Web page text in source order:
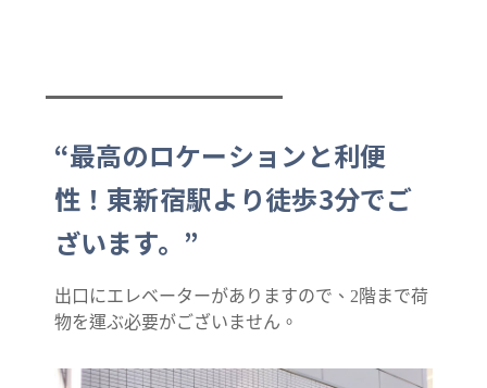
“最高のロケーションと利便
性！東新宿駅より徒歩3分でご
ざいます。”
出口にエレベーターがありますので、2階まで荷
物を運ぶ必要がございません。